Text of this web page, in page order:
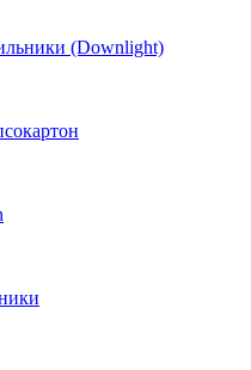
(Downlight)